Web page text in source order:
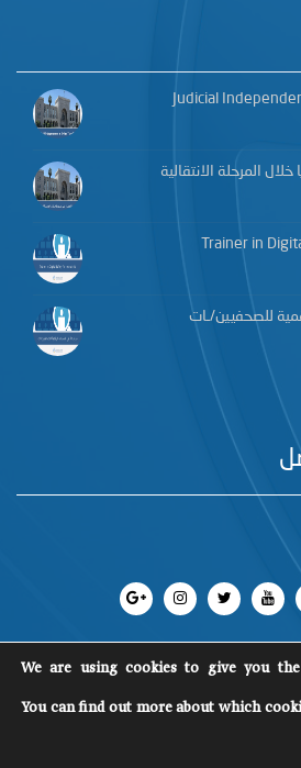
Judicial
المرحلة الانتقالية
Trainer in
للصحفيين/ـات
SCM
©
We are using cookies to give you
You can find out more about which